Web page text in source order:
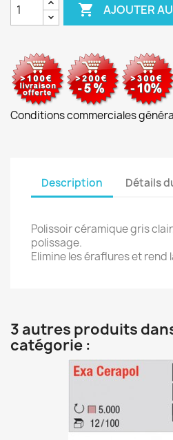
 AJOUTER
Conditions commerciales
Description Détails
Polissoir céramique gris
polissage.
Elimine les éraflures et rend
3 autres produits
catégorie :